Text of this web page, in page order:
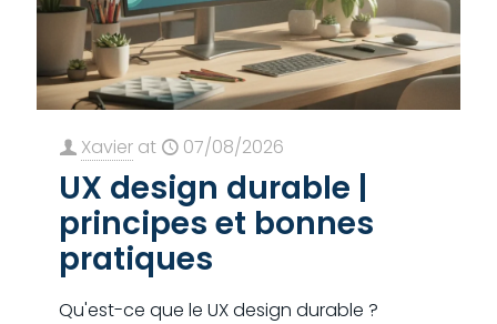
Xavier at 07/08/2026
UX design durable |
principes et bonnes
pratiques
Qu'est-ce que le UX design durable ?